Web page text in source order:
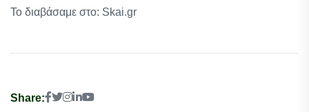
Το διαβάσαμε στο: Skai.gr
Share: